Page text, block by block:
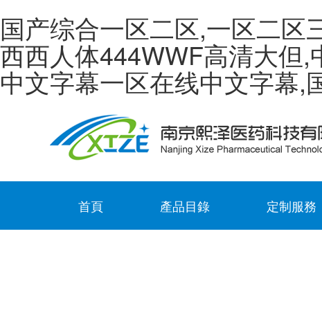
国产综合一区二区,一区二区
西西人体444WWF高清大但
中文字幕一区在线中文字幕,
首頁 產品目錄 定制服務